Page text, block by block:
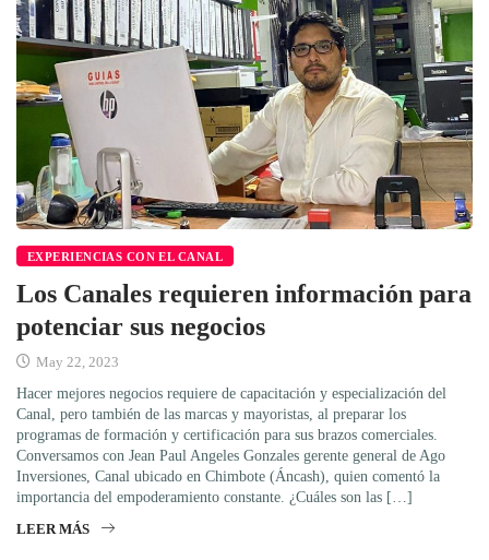
EXPERIENCIAS CON EL CANAL
Los Canales requieren información para
potenciar sus negocios
May 22, 2023
Hacer mejores negocios requiere de capacitación y especialización del
Canal, pero también de las marcas y mayoristas, al preparar los
programas de formación y certificación para sus brazos comerciales.
Conversamos con Jean Paul Angeles Gonzales gerente general de Ago
Inversiones, Canal ubicado en Chimbote (Áncash), quien comentó la
importancia del empoderamiento constante. ¿Cuáles son las […]
LEER MÁS